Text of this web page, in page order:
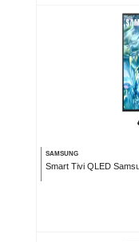
SAMSUNG
Smart Tivi QLED